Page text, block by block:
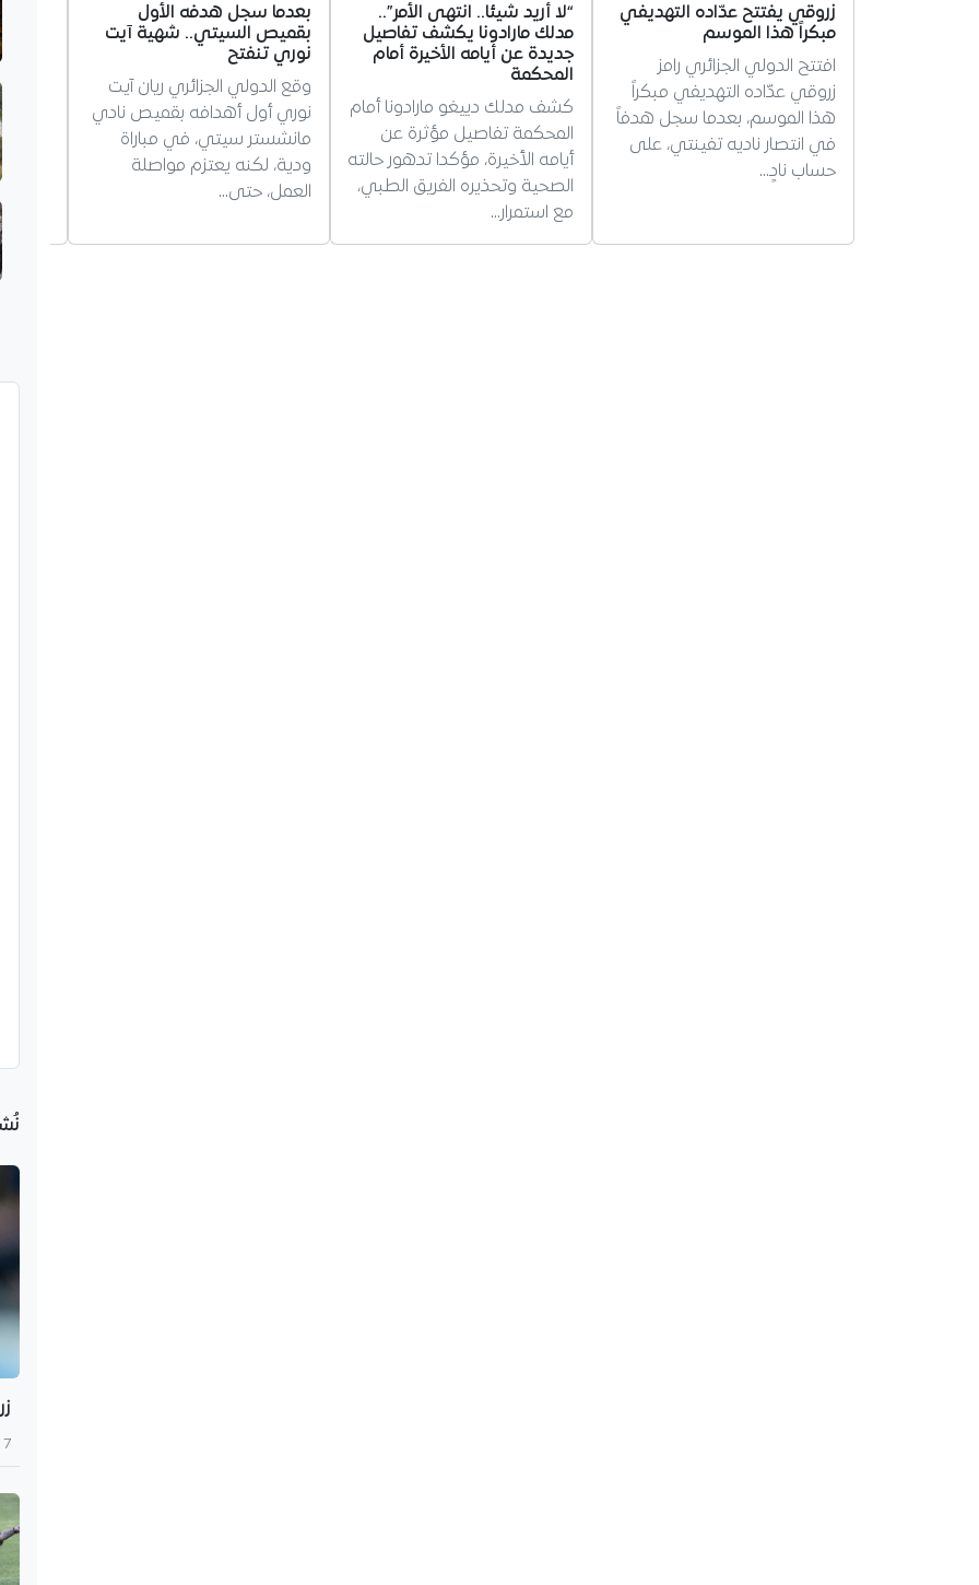
زروقي يفتتح عدّاده التهديفي
مبكراً هذا الموسم
افتتح الدولي الجزائري رامز
زروقي عدّاده التهديفي مبكراً
هذا الموسم، بعدما سجل هدفاً
في انتصار ناديه تفينتي، على
حساب نادٍ…
“لا أريد شيئا.. انتهى الأمر”..
مدلك مارادونا يكشف تفاصيل
جديدة عن أيامه الأخيرة أمام
المحكمة
كشف مدلك دييغو مارادونا أمام
المحكمة تفاصيل مؤثرة عن
أيامه الأخيرة، مؤكدا تدهور حالته
الصحية وتحذيره الفريق الطبي،
مع استمرار…
بعدما سجل هدفه الأول
بقميص السيتي.. شهية آيت
نوري تنفتح
وقع الدولي الجزائري ريان آيت
نوري أول أهدافه بقميص نادي
مانشستر سيتي، في مباراة
ودية، لكنه يعتزم مواصلة
العمل، حتى…
توقع
7 أغسطس 2026